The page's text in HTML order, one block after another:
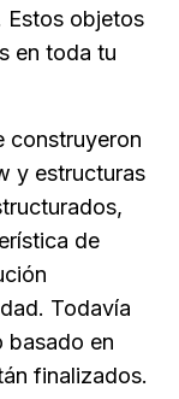
Estos objetos
en toda tu
construyeron
y estructuras
de
Todavía
basado en
finalizados.